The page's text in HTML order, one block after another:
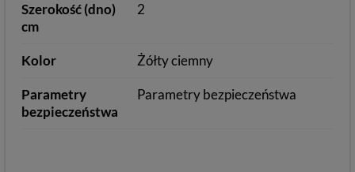
Szerokość (dno)
cm
2
Kolor Żółty ciemny
Parametry
bezpieczeństwa
Parametry bezpieczeństwa